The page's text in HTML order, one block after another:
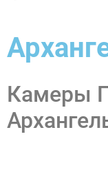
Камеры